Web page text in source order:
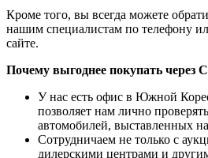
Кроме того, вы всегда можете
нашим специалистам по телефону
сайте.
Почему выгоднее покупать через
У нас есть офис в Южной
позволяет нам лично
автомобилей, выставленных
Сотрудничаем не только с
дилерскими центрами и